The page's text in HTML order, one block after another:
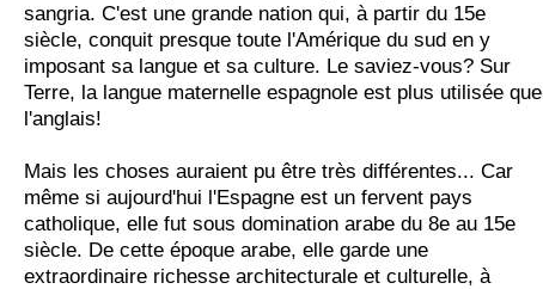
sangria. C'est une grande nation qui, à partir du 15e
siècle, conquit presque toute l'Amérique du sud en y
imposant sa langue et sa culture. Le saviez-vous? Sur
Terre, la langue maternelle espagnole est plus utilisée que
l'anglais!
Mais les choses auraient pu être très différentes... Car
même si aujourd'hui l'Espagne est un fervent pays
catholique, elle fut sous domination arabe du 8e au 15e
siècle. De cette époque arabe, elle garde une
extraordinaire richesse architecturale et culturelle, à